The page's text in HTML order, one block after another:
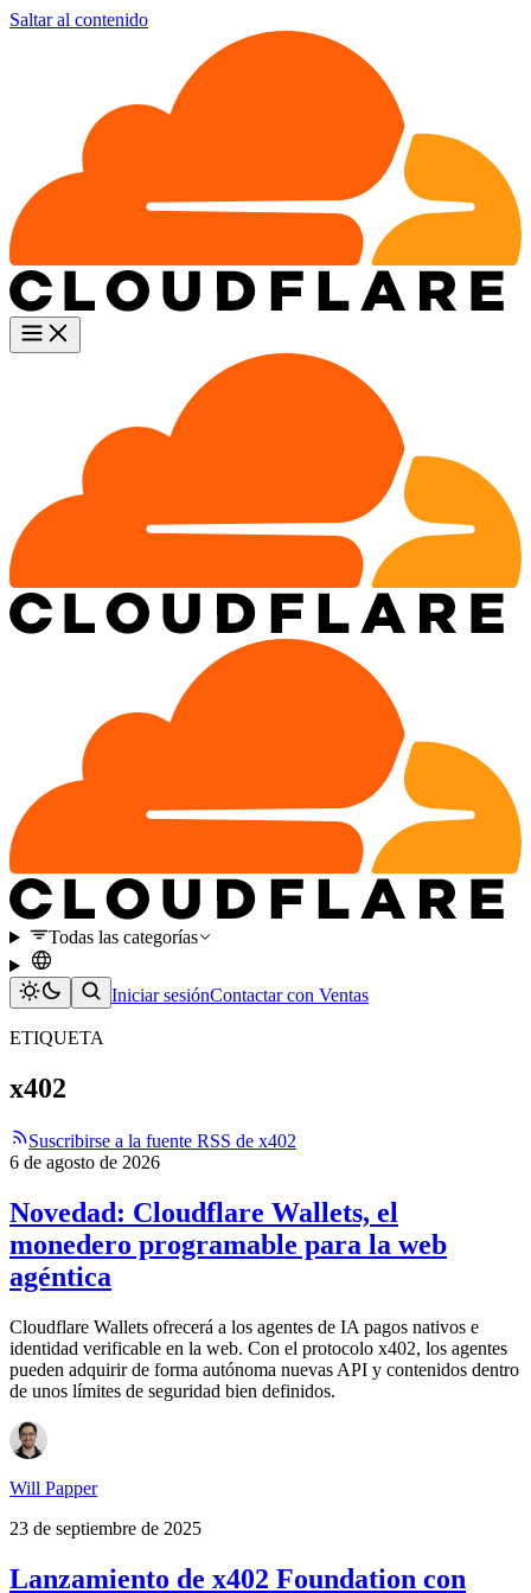
Saltar al contenido
Todas las categorías
Iniciar sesiónContactar con Ventas
ETIQUETA
x402
Suscribirse a la fuente RSS de x402
6 de agosto de 2026
Novedad: Cloudflare Wallets, el
monedero programable para la web
agéntica
Cloudflare Wallets ofrecerá a los agentes de IA pagos nativos e
identidad verificable en la web. Con el protocolo x402, los agentes
pueden adquirir de forma autónoma nuevas API y contenidos dentro
de unos límites de seguridad bien definidos.
Will Papper
23 de septiembre de 2025
Lanzamiento de x402 Foundation con